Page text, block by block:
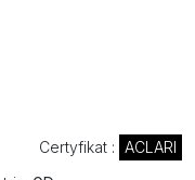
Certyfikat : ACLARI